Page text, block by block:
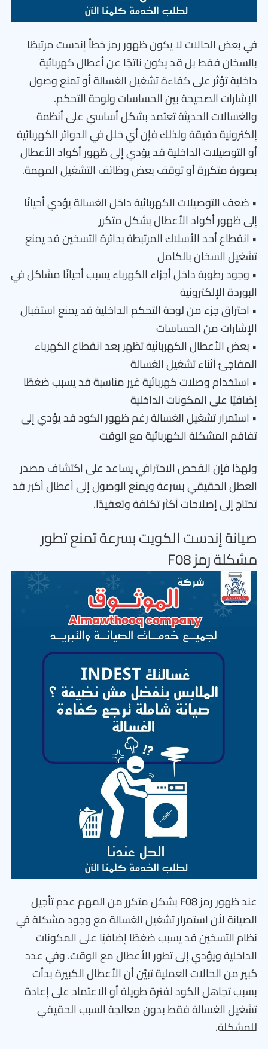
في بعض الحالات لا يكون ظهور رمز خطأ إندست مرتبطًا
بالسخان فقط بل قد يكون ناتجًا عن أعطال كهربائية
داخلية تؤثر على كفاءة تشغيل الغسالة أو تمنع وصول
الإشارات الصحيحة بين الحساسات ولوحة التحكم.
والغسالات الحديثة تعتمد بشكل أساسي على أنظمة
إلكترونية دقيقة ولذلك فإن أي خلل في الدوائر الكهربائية
أو التوصيلات الداخلية قد يؤدي إلى ظهور أكواد الأعطال
بصورة متكررة أو توقف بعض وظائف التشغيل المهمة.
• ضعف التوصيلات الكهربائية داخل الغسالة يؤدي أحيانًا
إلى ظهور أكواد الأعطال بشكل متكرر
• انقطاع أحد الأسلاك المرتبطة بدائرة التسخين قد يمنع
تشغيل السخان بالكامل
• وجود رطوبة داخل أجزاء الكهرباء يسبب أحيانًا مشاكل في
البوردة الإلكترونية
• احتراق جزء من لوحة التحكم الداخلية قد يمنع استقبال
الإشارات من الحساسات
• بعض الأعطال الكهربائية تظهر بعد انقطاع الكهرباء
المفاجئ أثناء تشغيل الغسالة
• استخدام وصلات كهربائية غير مناسبة قد يسبب ضغطًا
إضافيًا على المكونات الداخلية
• استمرار تشغيل الغسالة رغم ظهور الكود قد يؤدي إلى
تفاقم المشكلة الكهربائية مع الوقت
ولهذا فإن الفحص الاحترافي يساعد على اكتشاف مصدر
العطل الحقيقي بسرعة ويمنع الوصول إلى أعطال أكبر قد
تحتاج إلى إصلاحات أكثر تكلفة وتعقيدًا.
صيانة إندست الكويت بسرعة تمنع تطور
مشكلة رمز F08
عند ظهور رمز F08 بشكل متكرر من المهم عدم تأجيل
الصيانة لأن استمرار تشغيل الغسالة مع وجود مشكلة في
نظام التسخين قد يسبب ضغطًا إضافيًا على المكونات
الداخلية ويؤدي إلى تطور الأعطال مع الوقت. وفي عدد
كبير من الحالات العملية تبيّن أن الأعطال الكبيرة بدأت
بسبب تجاهل الكود لفترة طويلة أو الاعتماد على إعادة
تشغيل الغسالة فقط بدون معالجة السبب الحقيقي
للمشكلة.